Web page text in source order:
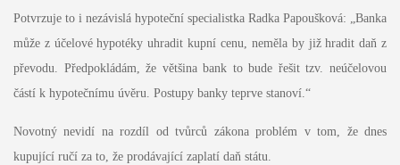
Potvrzuje to i nezávislá hypoteční specialistka Radka Papoušková: „Banka
může z účelové hypotéky uhradit kupní cenu, neměla by již hradit daň z
převodu. Předpokládám, že většina bank to bude řešit tzv. neúčelovou
částí k hypotečnímu úvěru. Postupy banky teprve stanoví.“
Novotný nevidí na rozdíl od tvůrců zákona problém v tom, že dnes
kupující ručí za to, že prodávající zaplatí daň státu.